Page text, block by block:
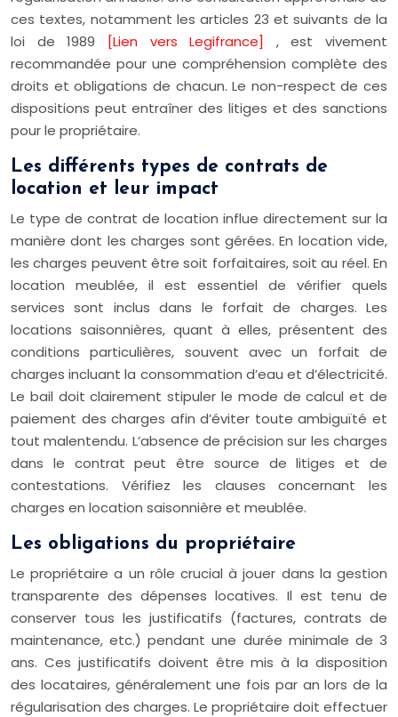
ces textes, notamment les articles 23 et suivants de la
loi de 1989
[Lien vers Legifrance] , est vivement
recommandée pour une compréhension complète des
droits et obligations de chacun. Le non-respect de ces
dispositions peut entraîner des litiges et des sanctions
pour le propriétaire.
Les différents types de contrats de
location et leur impact
Le type de contrat de location influe directement sur la
manière dont les charges sont gérées. En location vide,
les charges peuvent être soit forfaitaires, soit au réel. En
location meublée, il est essentiel de vérifier quels
services sont inclus dans le forfait de charges. Les
locations saisonnières, quant à elles, présentent des
conditions particulières, souvent avec un forfait de
charges incluant la consommation d’eau et d’électricité.
Le bail doit clairement stipuler le mode de calcul et de
paiement des charges afin d’éviter toute ambiguïté et
tout malentendu. L’absence de précision sur les charges
dans le contrat peut être source de litiges et de
contestations. Vérifiez les clauses concernant les
charges en location saisonnière et meublée.
Les obligations du propriétaire
Le propriétaire a un rôle crucial à jouer dans la gestion
transparente des dépenses locatives. Il est tenu de
conserver tous les justificatifs (factures, contrats de
maintenance, etc.) pendant une durée minimale de 3
ans. Ces justificatifs doivent être mis à la disposition
des locataires, généralement une fois par an lors de la
régularisation des charges. Le propriétaire doit effectuer